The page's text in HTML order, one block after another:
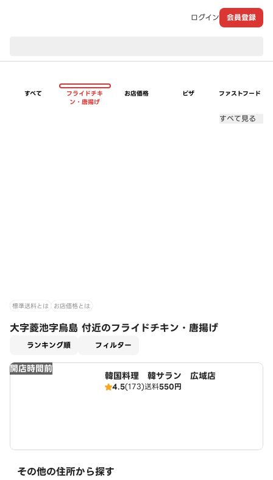
ログイン 会員登録
すべて
フライドチキ
ン・唐揚げ
お店価格 ピザ ファストフード
すべて見る
標準送料とは お店価格とは
大字菱池字烏島 付近のフライドチキン・唐揚げ
ランキング順 フィルター
開店時間前
韓国料理 韓サラン 広域店
4.5(173)送料550円
その他の住所から探す